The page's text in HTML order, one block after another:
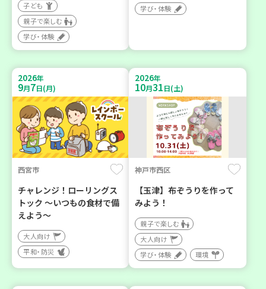
子ども
親子で楽しむ
学び・体験
学び・体験
2026年
9月7日(月)
西宮市
チャレンジ！ローリングス
トック ～いつもの食材で備
えよう～
大人向け
平和・防災
2026年
10月31日(土)
神戸市西区
【玉津】布ぞうりを作って
みよう！
親子で楽しむ
大人向け
学び・体験
環境